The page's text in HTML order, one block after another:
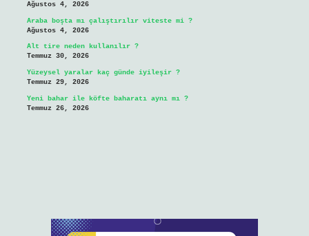
Ağustos 4, 2026
Araba boşta mı çalıştırılır viteste mi ?
Ağustos 4, 2026
Alt tire neden kullanılır ?
Temmuz 30, 2026
Yüzeysel yaralar kaç günde iyileşir ?
Temmuz 29, 2026
Yeni bahar ile köfte baharatı aynı mı ?
Temmuz 26, 2026